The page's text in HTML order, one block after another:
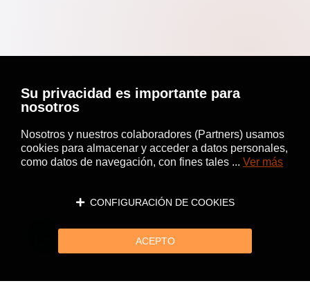
Su privacidad es importante para
nosotros
Nosotros y nuestros colaboradores (Partners) usamos
cookies para almacenar y acceder a datos personales,
como datos de navegación, con fines tales ... Ver más
CONFIGURACIÓN DE COOKIES
ACEPTO